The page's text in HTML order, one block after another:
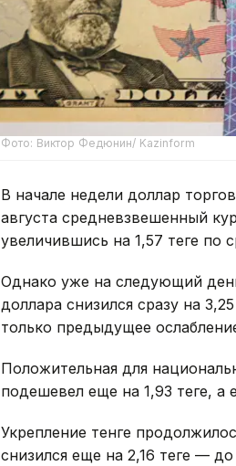
Фото: Виктор Федюнин/ Kazinform
В начале недели доллар
августа средневзвешенный
увеличившись на 1,57 теңге
Однако уже на следующий
доллара снизился сразу на
только предыдущее
Положительная для
подешевел еще на 1,93 теңге, а
Укрепление тенге
снизился еще на 2,16 теңге —